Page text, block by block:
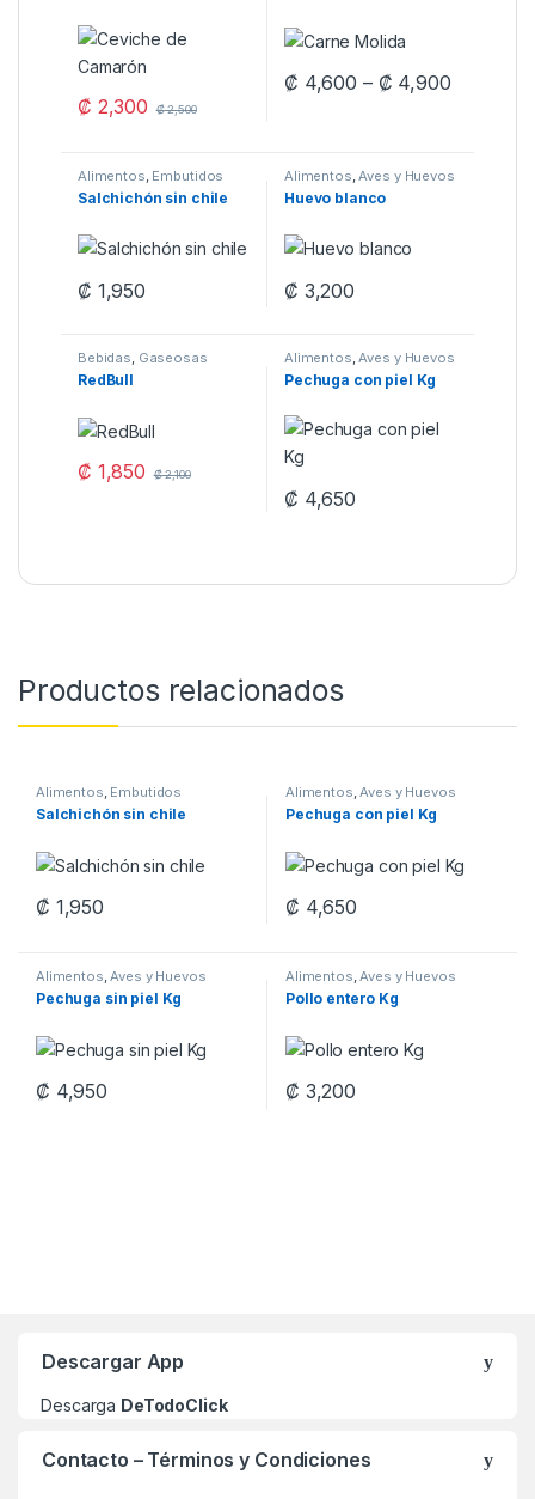
₡ 2,300 ₡2,500
₡ 4,600 – ₡ 4,900Price
This product has multiple
Alimentos, Embutidos
Salchichón sin chile
₡ 1,950
Alimentos,Aves y Huevos
Huevo blanco
₡ 3,200
Bebidas, Gaseosas
RedBull
₡ 1,850 ₡2,100
Alimentos,Aves y Huevos
Pechuga con piel Kg
₡ 4,650
Productos relacionados
Alimentos, Embutidos
Salchichón sin chile
₡ 1,950
Alimentos,Aves y Huevos
Pechuga con piel Kg
₡ 4,650
Alimentos,Aves y Huevos
Pechuga sin piel Kg
₡ 4,950
Alimentos,Aves y Huevos
Pollo entero Kg
₡ 3,200
Descargar App
Descarga DeTodoClick
Contacto – Términos y Condiciones